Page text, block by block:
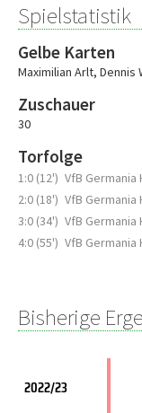
Spielstatistik
Gelbe Karten
Maximilian Arlt, Dennis
Zuschauer
30
Torfolge
1:0 (12') VfB Germania
2:0 (18') VfB Germania
3:0 (34') VfB Germania
4:0 (55') VfB Germania
Bisherige
2022/23